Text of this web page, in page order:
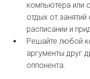
компьютера или
отдых от
расписании и
Решайте любой
аргументы друг
оппонента.